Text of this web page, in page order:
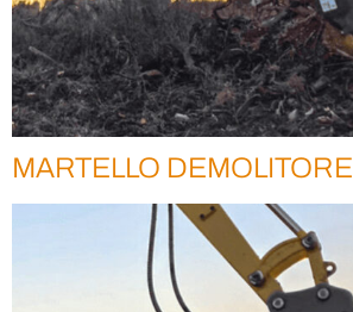
MARTELLO DEMOLITORE